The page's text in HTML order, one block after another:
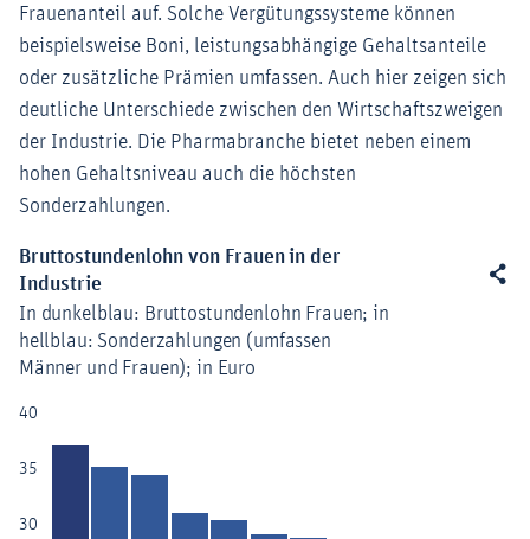
Frauenanteil auf. Solche Vergütungssysteme können
beispielsweise Boni, leistungsabhängige Gehaltsanteile
oder zusätzliche Prämien umfassen. Auch hier zeigen sich
deutliche Unterschiede zwischen den Wirtschaftszweigen
der Industrie. Die Pharmabranche bietet neben einem
hohen Gehaltsniveau auch die höchsten
Sonderzahlungen.